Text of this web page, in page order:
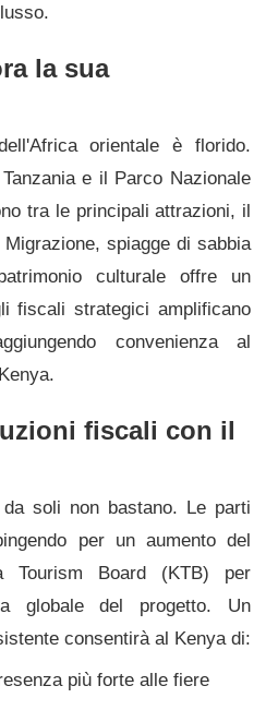
la sua
orientale è florido.
e il Parco Nazionale
tra le principali attrazioni, il
spiagge di sabbia
culturale offre un
fiscali strategici amplificano
convenienza al
fiscali con il
soli non bastano. Le parti
per un aumento del
Tourism Board (KTB) per
globale del progetto. Un
consentirà al Kenya di:
più forte alle fiere